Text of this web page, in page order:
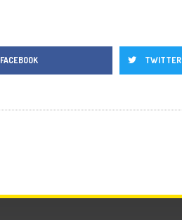
FACEBOOK TWITTER